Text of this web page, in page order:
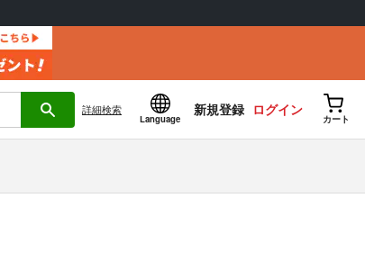
詳細検索
Language
新規登録 ログイン
カート